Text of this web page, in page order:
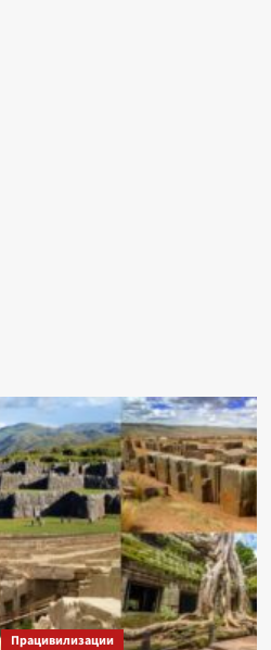
Працивилизации